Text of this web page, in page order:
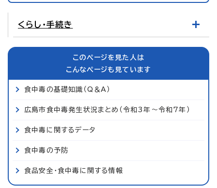
くらし・手続き
このページを見た人は
こんなページも見ています
食中毒の基礎知識（Q＆A）
広島市食中毒発生状況まとめ（令和3年～令和7年）
食中毒に関するデータ
食中毒の予防
食品安全・食中毒に関する情報